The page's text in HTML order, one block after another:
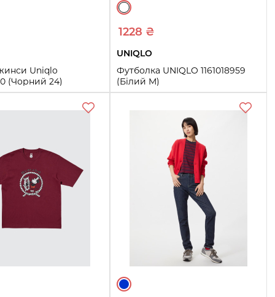
Uniqlo
(Чорний 24)
Купить
1228 ₴
UNIQLO
Футболка UNIQLO 1161018959
(Білий M)
Купить